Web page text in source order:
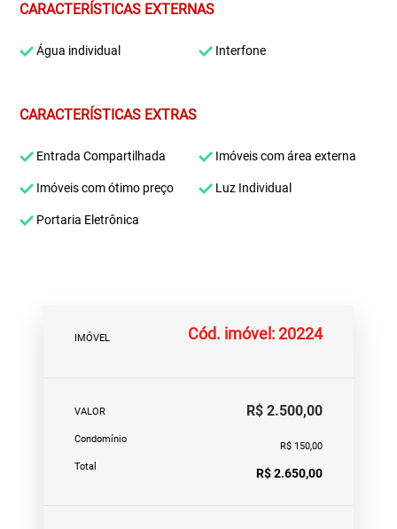
CARACTERÍSTICAS EXTERNAS
Água individual Interfone
CARACTERÍSTICAS EXTRAS
Entrada Compartilhada Imóveis com área externa
Imóveis com ótimo preço Luz Individual
Portaria Eletrônica
IMÓVEL Cód. imóvel: 20224
VALOR R$ 2.500,00
Condomínio
R$ 150,00
Total
R$ 2.650,00